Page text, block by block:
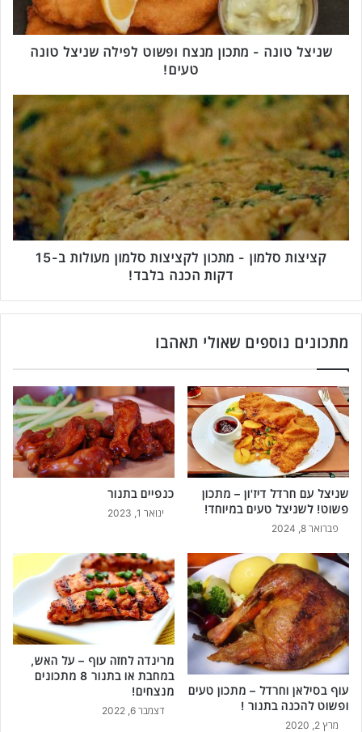
ה
כ
ן
מ
נ
צ
פ
ל
י
ה
ש
נ
צ
ט
ו
נ
ע
י
ם
!
שניצל טונה - מתכון מנצח ופשוט לפילה שניצל טונה
טעים!
צ
צ
ו
ת
ס
מ
כ
ן
ל
ק
י
צ
ו
ת
ס
ו
מ
ע
ו
ל
ב
קציצות סלמון - מתכון לקציצות סלמון מעולות ב-15
דקות הכנה בלבד!
מתכונים נוספים שאולי תאהבו
שניצל עם חרדל דיז'ון – מתכון
פשוט! לשניצל טעים במיוחד!
פברואר 8, 2024
כנפיים בתנור
ינואר 1, 2023
עוף בסילאן וחרדל – מתכון טעים
ופשוט להכנה בתנור !
מרץ 2, 2020
מרינדה לחזה עוף – על האש,
במחבת או בתנור 8 מתכונים
מנצחים!
דצמבר 6, 2022